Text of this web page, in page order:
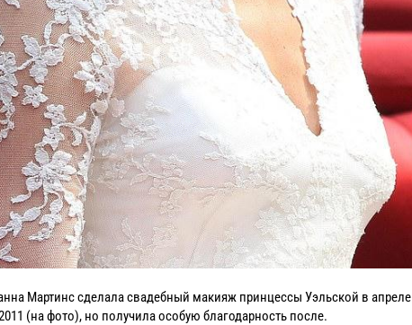
Мартинс сделала свадебный макияж принцессы Уэльской в апреле
(на фото), но получила особую благодарность после.